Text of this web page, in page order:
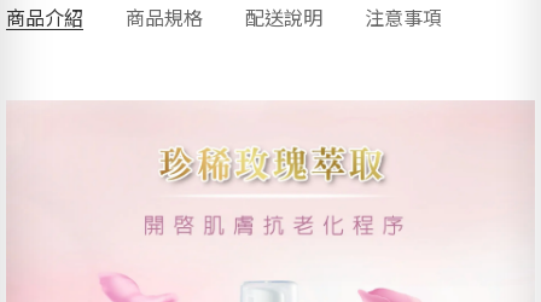
商品介紹 商品規格 配送說明 注意事項